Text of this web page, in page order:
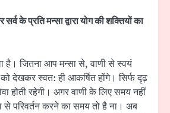
के प्रति मन्सा द्वारा योग की शक्तियों का
है। जितना आप मन्सा से, वाणी से स्वयं
देखकर स्वत: ही आकर्षित होंगे। सिर्फ दृढ़
होती रहेगी। अगर वाणी के लिए समय नहीं
से परिवर्तन करने का समय तो है ना। अब